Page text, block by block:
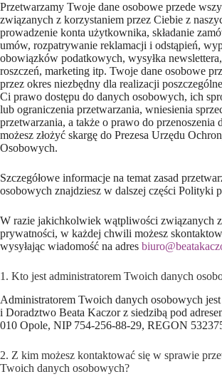
Przetwarzamy Twoje dane osobowe przede
związanych z korzystaniem przez Ciebie z
prowadzenie konta użytkownika, składanie
umów, rozpatrywanie reklamacji i odstąpień,
obowiązków podatkowych, wysyłka
roszczeń, marketing itp. Twoje dane osobowe
przez okres niezbędny dla realizacji
Ci prawo dostępu do danych osobowych, ich
lub ograniczenia przetwarzania, wniesienia
przetwarzania, a także o prawo do przenoszenia
możesz złożyć skargę do Prezesa Urzędu
Osobowych.
Szczegółowe informacje na temat zasad
osobowych znajdziesz w dalszej części Polityki
W razie jakichkolwiek wątpliwości związanych
prywatności, w każdej chwili możesz
wysyłając wiadomość na adres
1. Kto jest administratorem Twoich danych
Administratorem Twoich danych osobowych
i Doradztwo Beata Kaczor z siedzibą pod
010 Opole, NIP 754-256-88-29, REGON
2. Z kim możesz kontaktować się w sprawie
Twoich danych osobowych?